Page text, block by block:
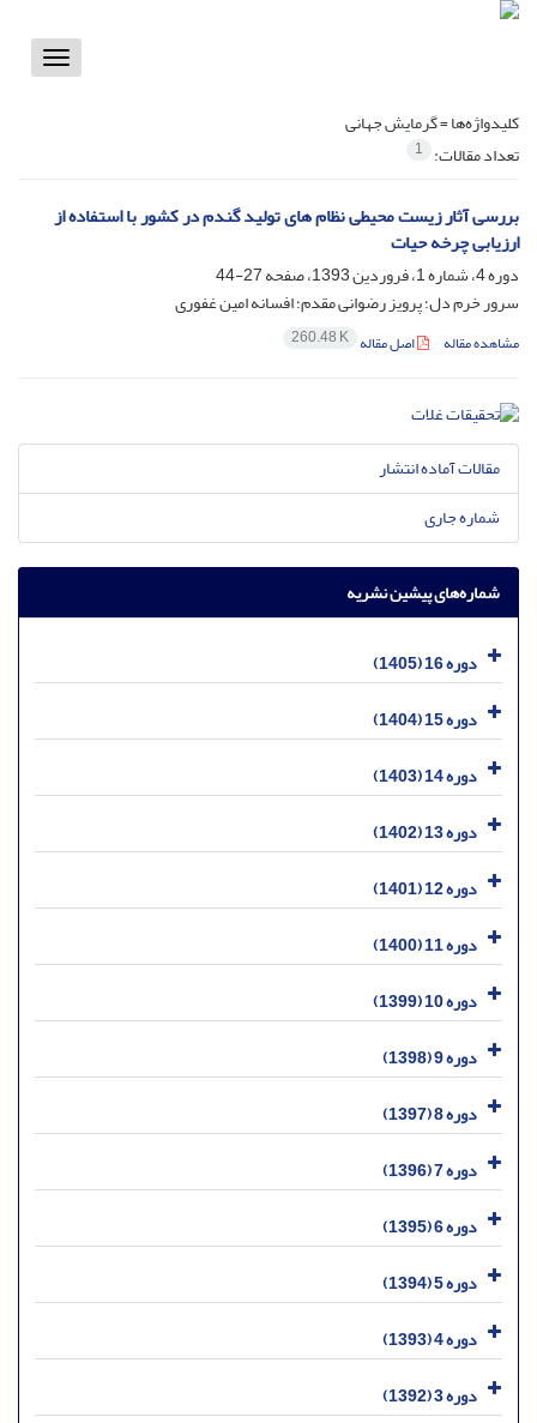
Toggle
کلیدواژه‌ها =گرمایش جهانی
تعداد مقالات: 1
بررسی آثار زیست محیطی نظام های تولید گندم در کشور با استفاده از
ارزیابی چرخه حیات
دوره 4، شماره 1، فروردین 1393، صفحه
27-44
سرور خرم دل؛ پرویز رضوانی مقدم؛ افسانه امین غفوری
مشاهده مقاله اصل مقاله 260.48 K
مقالات آماده انتشار
شماره جاری
شماره‌های پیشین نشریه
دوره 16 (1405)
دوره 15 (1404)
دوره 14 (1403)
دوره 13 (1402)
دوره 12 (1401)
دوره 11 (1400)
دوره 10 (1399)
دوره 9 (1398)
دوره 8 (1397)
دوره 7 (1396)
دوره 6 (1395)
دوره 5 (1394)
دوره 4 (1393)
دوره 3 (1392)